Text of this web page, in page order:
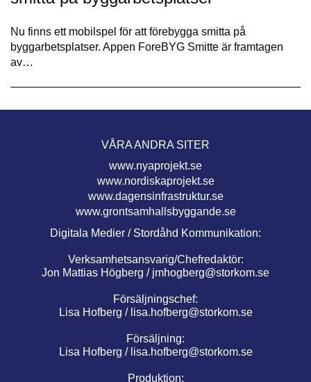
Nu finns ett mobilspel för att förebygga smitta på
byggarbetsplatser. Appen ForeBYG Smitte är framtagen
av…
VÅRA ANDRA SITER
www.nyaprojekt.se
www.nordiskaprojekt.se
www.dagensinfrastruktur.se
www.grontsamhallsbyggande.se
Digitala Medier / Stordåhd Kommunikation:
Verksamhetsansvarig/Chefredaktör:
Jon Mattias Högberg / jmhogberg@storkom.se
Försäljningschef:
Lisa Hofberg / lisa.hofberg@storkom.se
Försäljning:
Lisa Hofberg / lisa.hofberg@storkom.se
Produktion: